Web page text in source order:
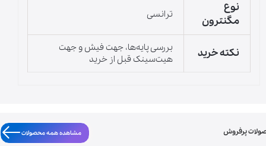
نوع
مگنترون
ترانسی
نکته خرید
بررسی پایه‌ها، جهت فیش و جهت
هیت‌سینک قبل از خرید
مشاهده همه محصولات پرفروش